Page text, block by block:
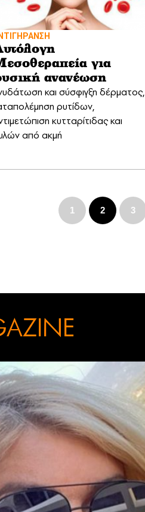
για
ανανέωση
και σύσφιγξη δέρματος,
ρυτίδων,
κυτταρίτιδας και
από ακμή
1 2 3